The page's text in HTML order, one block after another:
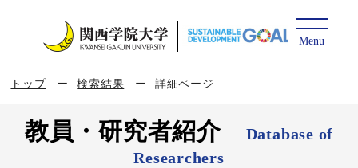
トップ 検索結果 詳細ページ
教員・研究者紹介
Database of
Researchers